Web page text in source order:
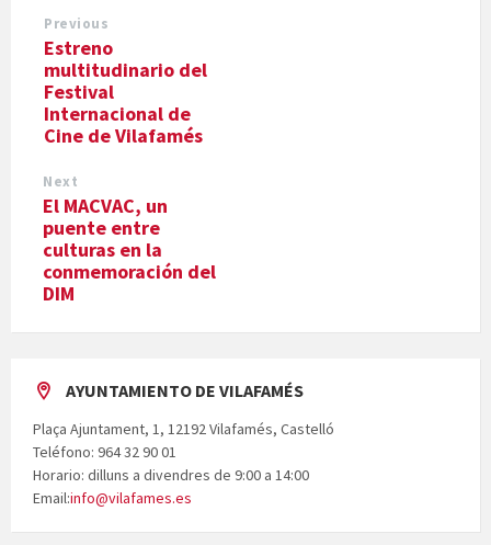
Previous
Estreno
multitudinario del
Festival
Internacional de
Cine de Vilafamés
Next
El MACVAC, un
puente entre
culturas en la
conmemoración del
DIM
AYUNTAMIENTO DE VILAFAMÉS
Plaça Ajuntament, 1, 12192 Vilafamés, Castelló
Teléfono: 964 32 90 01
Horario: dilluns a divendres de 9:00 a 14:00
Email:info@vilafames.es